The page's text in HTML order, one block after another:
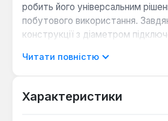
робить його універсальним
побутового використання.
конструкції з діаметром
сталевий теплообмінник гарантує
Читати повністю
Характеристики